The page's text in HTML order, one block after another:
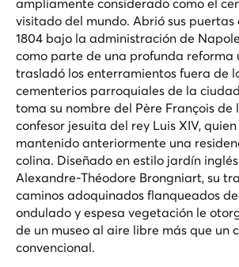
visitado del mundo. Abrió sus puertas
1804 bajo la administración de
como parte de una profunda reforma
trasladó los enterramientos fuera de
cementerios parroquiales de la
toma su nombre del Père François de
confesor jesuita del rey Luis XIV,
mantenido anteriormente una
colina. Diseñado en estilo jardín
Alexandre-Théodore Brongniart, su
caminos adoquinados flanqueados
ondulado y espesa vegetación le
de un museo al aire libre más que un
convencional.